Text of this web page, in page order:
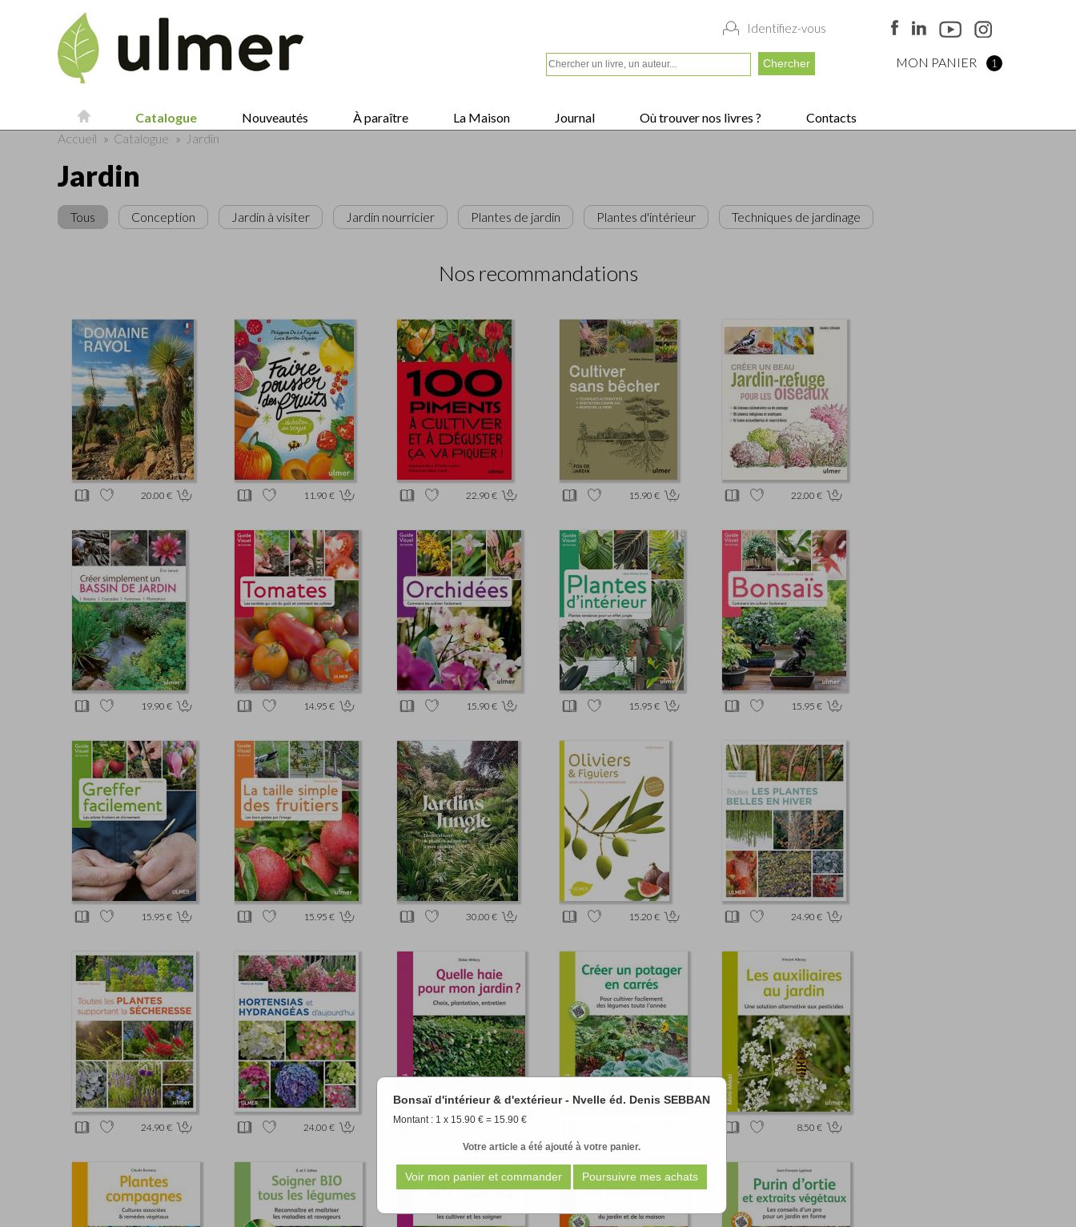
Bonsaï d'intérieur & d'extérieur - Nvelle éd. Denis SEBBAN
Montant : 1 x 15.90 € = 15.90 €
Votre article a été ajouté à votre panier.
Identifiez-vous
MON PANIER 1
Catalogue Nouveautés À paraître La Maison Journal Où trouver nos livres ?
Contacts
Accueil » Catalogue » Jardin
Jardin
Tous Conception Jardin à visiter Jardin nourricier Plantes de jardin Plantes d'intérieur Techniques de jardinage
Nos recommandations
20.00 € 11.90 € 22.90 € 15.90 € 22.00 €
19.90 € 14.95 € 15.90 € 15.95 € 15.95 €
15.95 € 15.95 € 30.00 € 15.20 € 24.90 €
24.90 € 24.00 € 8.50 €